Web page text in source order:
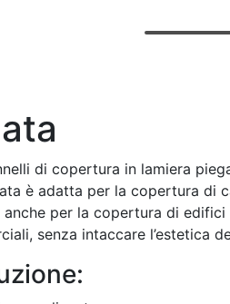
di copertura in lamiera
è adatta per la copertura di
per la copertura di
senza intaccare l’estetica